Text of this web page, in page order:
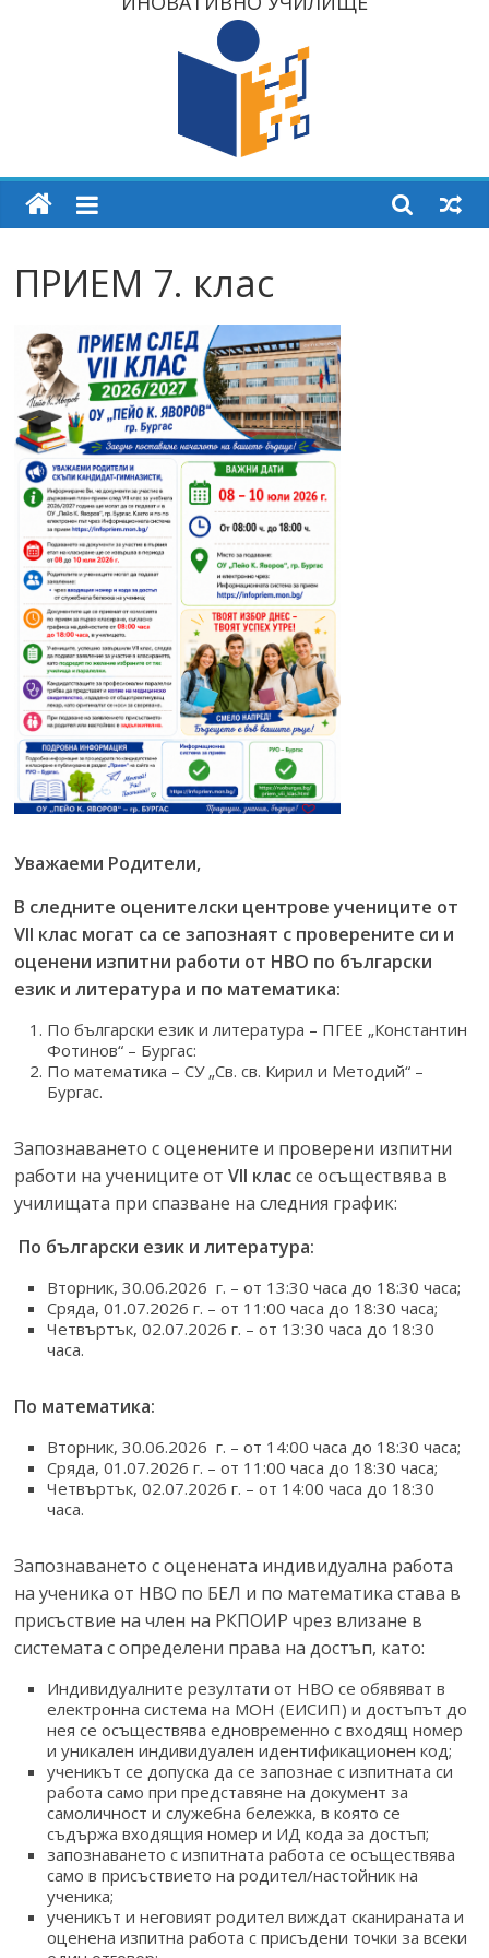
ПРИЕМ 7. клас
Уважаеми Родители,
В следните оценителски центрове учениците от
VII клас могат са се запознаят с проверените си и
оценени изпитни работи от НВО по български
език и литература и по математика:
По български език и литература – ПГЕЕ „Константин
Фотинов“ – Бургас:
По математика – СУ „Св. св. Кирил и Методий“ –
Бургас.
Запознаването с оценените и проверени изпитни
работи на учениците отVII классе осъществява в
училищата при спазване на следния график:
По български език и литература:
Вторник, 30.06.2026 г. – от 13:30 часа до 18:30 часа;
Сряда, 01.07.2026 г. – от 11:00 часа до 18:30 часа;
Четвъртък, 02.07.2026 г. – от 13:30 часа до 18:30
часа.
По математика:
Вторник, 30.06.2026 г. – от 14:00 часа до 18:30 часа;
Сряда, 01.07.2026 г. – от 11:00 часа до 18:30 часа;
Четвъртък, 02.07.2026 г. – от 14:00 часа до 18:30
часа.
Запознаването с оценената индивидуална работа
на ученика от НВО по БЕЛ и по математика става в
присъствие на член на РКПОИР чрез влизане в
системата с определени права на достъп, като:
Индивидуалните резултати от НВО се обявяват в
електронна система на МОН (ЕИСИП) и достъпът до
нея се осъществява едновременно с входящ номер
и уникален индивидуален идентификационен код;
ученикът се допуска да се запознае с изпитната си
работа само при представяне на документ за
самоличност и служебна бележка, в която се
съдържа входящия номер и ИД кода за достъп;
запознаването с изпитната работа се осъществява
само в присъствието на родител/настойник на
ученика;
ученикът и неговият родител виждат сканираната и
оценена изпитна работа с присъдени точки за всеки